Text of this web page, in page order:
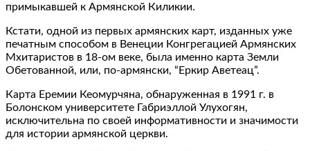
примыкавшей к Армянской Киликии.
Кстати, одной из первых армянских карт, изданных уже
печатным способом в Венеции Конгрегацией Армянских
Мхитаристов в 18-ом веке, была именно карта Земли
Обетованной, или, по-армянски, “Еркир Аветеац”.
Карта Еремии Кеомурчяна, обнаруженная в 1991 г. в
Болонском университете Габриэллой Улухогян,
исключительна по своей информативности и значимости
для истории армянской церкви.